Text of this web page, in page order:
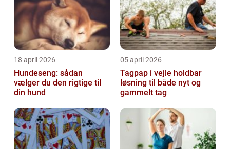
18 april 2026
Hundeseng: sådan
vælger du den rigtige til
din hund
05 april 2026
Tagpap i vejle holdbar
løsning til både nyt og
gammelt tag